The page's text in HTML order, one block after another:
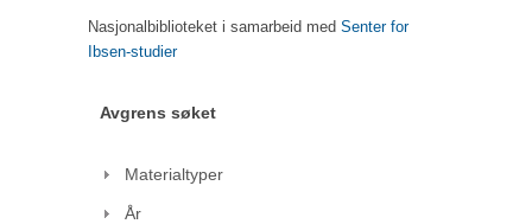
Nasjonalbiblioteket i samarbeid med Senter for
Ibsen-studier
Avgrens søket
Materialtyper
År